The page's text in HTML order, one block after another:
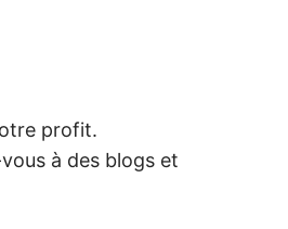
profit.
à des blogs et